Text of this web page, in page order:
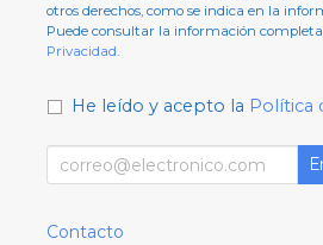
otros derechos, como se indica en la
Puede consultar la información
Privacidad.
He leído y acepto la Política
Contacto